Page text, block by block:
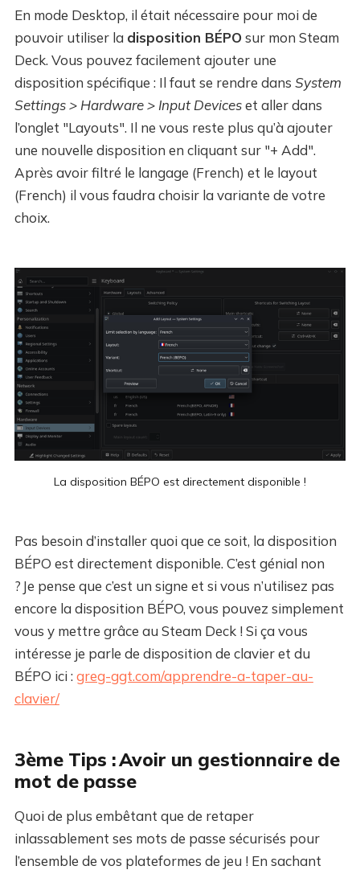
En mode Desktop, il était nécessaire pour moi de
pouvoir utiliser la disposition BÉPO sur mon Steam
Deck. Vous pouvez facilement ajouter une
disposition spécifique : Il faut se rendre dans System
Settings > Hardware > Input Deviceset aller dans
l’onglet "Layouts". Il ne vous reste plus qu’à ajouter
une nouvelle disposition en cliquant sur "+ Add".
Après avoir filtré le langage (French) et le layout
(French) il vous faudra choisir la variante de votre
choix.
La disposition BÉPO est directement disponible !
Pas besoin d’installer quoi que ce soit, la disposition
BÉPO est directement disponible. C’est génial non
? Je pense que c’est un signe et si vous n’utilisez pas
encore la disposition BÉPO, vous pouvez simplement
vous y mettre grâce au Steam Deck ! Si ça vous
intéresse je parle de disposition de clavier et du
BÉPO ici : greg-ggt.com/apprendre-a-taper-au-
clavier/
3ème Tips : Avoir un gestionnaire de
mot de passe
Quoi de plus embêtant que de retaper
inlassablement ses mots de passe sécurisés pour
l’ensemble de vos plateformes de jeu ! En sachant